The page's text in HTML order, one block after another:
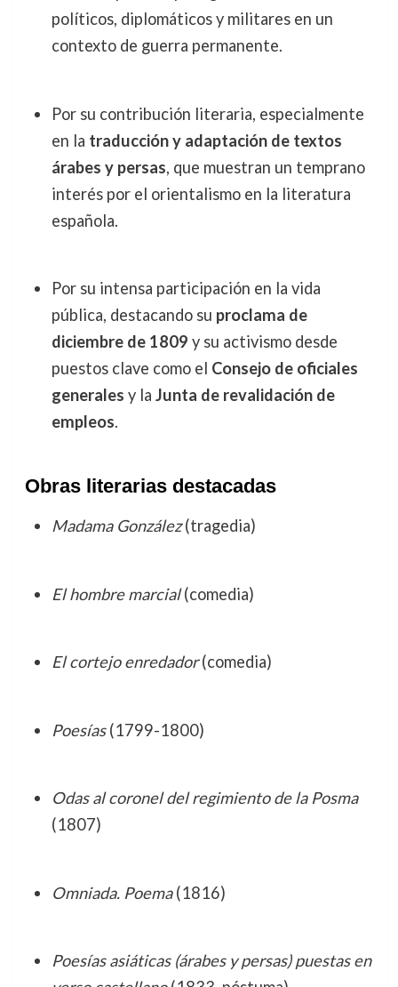
políticos, diplomáticos y militares en un
contexto de guerra permanente.
Por su contribución literaria, especialmente
en la traducción y adaptación de textos
árabes y persas, que muestran un temprano
interés por el orientalismo en la literatura
española.
Por su intensa participación en la vida
pública, destacando su proclama de
diciembre de 1809 y su activismo desde
puestos clave como el Consejo de oficiales
generales y la Junta de revalidación de
empleos.
Obras literarias destacadas
Madama González(tragedia)
El hombre marcial(comedia)
El cortejo enredador(comedia)
Poesías(1799-1800)
Odas al coronel del regimiento de la Posma
(1807)
Omniada. Poema(1816)
Poesías asiáticas (árabes y persas) puestas en